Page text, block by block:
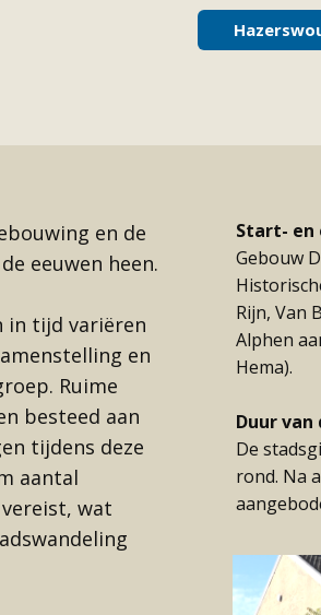
en de
eeuwen heen.
in tijd variëren
en
Ruime
besteed aan
tijdens deze
aantal
wat
Start- en
Gebouw
Rijn, Van
Alphen
Hema).
Duur van
De
rond. Na